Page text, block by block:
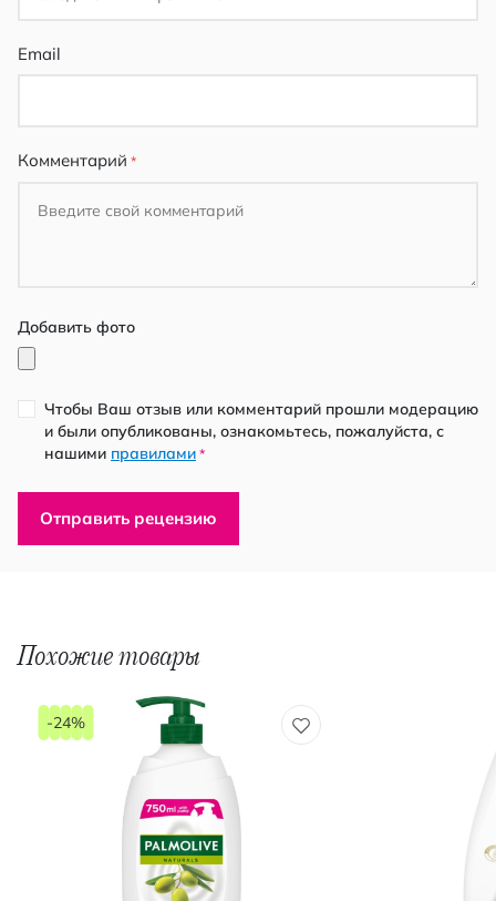
Email
Комментарий
Добавить фото
Чтобы Ваш отзыв или комментарий прошли модерацию
и были опубликованы, ознакомьтесь, пожалуйста, с
нашими правилами *
Отправить рецензию
Похожие товары
-24%